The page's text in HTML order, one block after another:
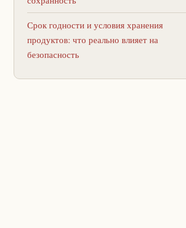
Срок годности и условия хранения
продуктов: что реально влияет на
безопасность